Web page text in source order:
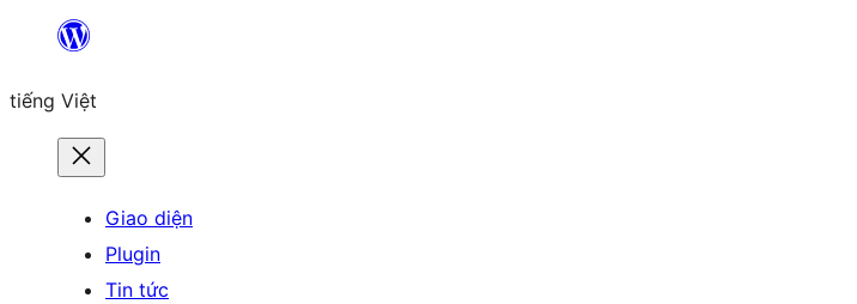
Chuyển
phần
tiếng Việt
Giao diện
Plugin
Tin tức